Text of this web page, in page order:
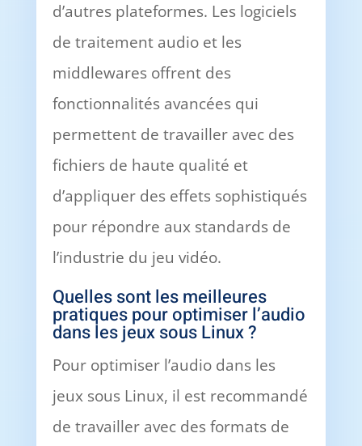
d’autres plateformes. Les logiciels
de traitement audio et les
middlewares offrent des
fonctionnalités avancées qui
permettent de travailler avec des
fichiers de haute qualité et
d’appliquer des effets sophistiqués
pour répondre aux standards de
l’industrie du jeu vidéo.
Quelles sont les meilleures
pratiques pour optimiser l’audio
dans les jeux sous Linux ?
Pour optimiser l’audio dans les
jeux sous Linux, il est recommandé
de travailler avec des formats de